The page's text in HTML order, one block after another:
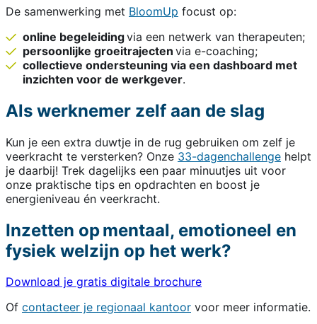
De samenwerking met BloomUp focust op:
online begeleidingvia een netwerk van therapeuten;
persoonlijke groeitrajecten via e-coaching;
collectieve ondersteuning via een dashboard met
inzichten voor de werkgever.
Als werknemer zelf aan de slag
Kun je een extra duwtje in de rug gebruiken om zelf je
veerkracht te versterken? Onze 33-dagenchallenge helpt
je daarbij! Trek dagelijks een paar minuutjes uit voor
onze praktische tips en opdrachten en boost je
energieniveau én veerkracht.
Inzetten op mentaal, emotioneel en
fysiek welzijn op het werk?
Download je gratis digitale brochure
Of contacteer je regionaal kantoor voor meer informatie.